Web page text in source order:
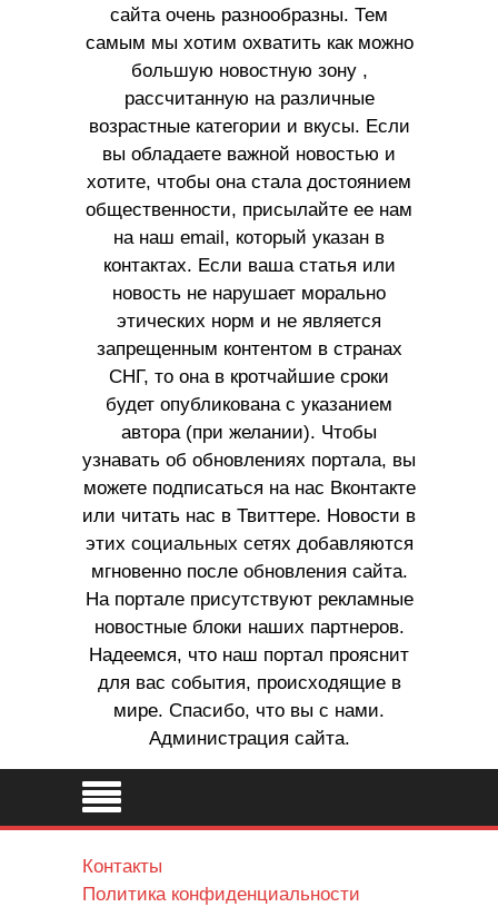
сайта очень разнообразны. Тем
самым мы хотим охватить как можно
большую новостную зону ,
рассчитанную на различные
возрастные категории и вкусы. Если
вы обладаете важной новостью и
хотите, чтобы она стала достоянием
общественности, присылайте ее нам
на наш email, который указан в
контактах. Если ваша статья или
новость не нарушает морально
этических норм и не является
запрещенным контентом в странах
СНГ, то она в кротчайшие сроки
будет опубликована с указанием
автора (при желании). Чтобы
узнавать об обновлениях портала, вы
можете подписаться на нас Вконтакте
или читать нас в Твиттере. Новости в
этих социальных сетях добавляются
мгновенно после обновления сайта.
На портале присутствуют рекламные
новостные блоки наших партнеров.
Надеемся, что наш портал прояснит
для вас события, происходящие в
мире. Спасибо, что вы с нами.
Администрация сайта.
Контакты
Политика конфиденциальности